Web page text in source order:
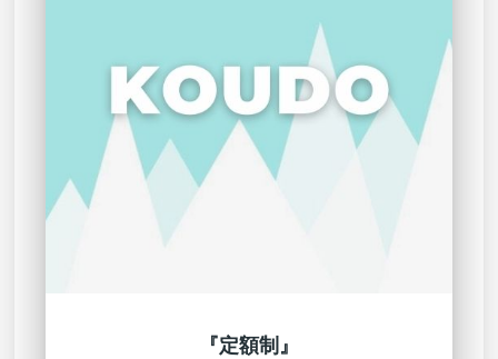
『定額制』